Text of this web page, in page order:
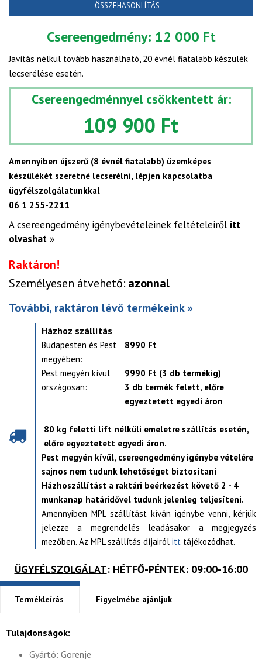
ÖSSZEHASONLÍTÁS
Csereengedmény: 12 000 Ft
Javítás nélkül tovább használható, 20 évnél fiatalabb készülék
lecserélése esetén.
Csereengedménnyel csökkentett ár:
109 900 Ft
Amennyiben újszerű (8 évnél fiatalabb) üzemképes
készülékét szeretné lecserélni, lépjen kapcsolatba
ügyfélszolgálatunkkal
06 1 255-2211
A csereengedmény igénybevételeinek feltételeiről itt
olvashat »
Raktáron!
Személyesen átvehető: azonnal
További, raktáron lévő termékeink »
Házhoz szállítás
Budapesten és Pest
megyében:
8990 Ft
Pest megyén kívül
országosan:
9990 Ft (3 db termékig)
3 db termék felett, előre
egyeztetett egyedi áron
80 kg feletti lift nélküli emeletre szállítás esetén,
előre egyeztetett egyedi áron.
Pest megyén kívül, csereengedmény igénybe vételére
sajnos nem tudunk lehetőséget biztosítani
Házhoszállítást a raktári beérkezést követő 2 - 4
munkanap határidővel tudunk jelenleg teljesíteni.
Amennyiben MPL szállítást kíván igénybe venni, kérjük
jelezze a megrendelés leadásakor a megjegyzés
mezőben. Az MPL szállítás díjairól itt tájékozódhat.
ÜGYFÉLSZOLGÁLAT: HÉTFŐ-PÉNTEK: 09:00-16:00
Termékleírás Figyelmébe ajánljuk
Tulajdonságok:
Gyártó: Gorenje